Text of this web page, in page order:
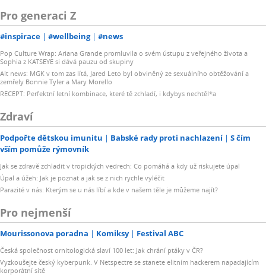
Pro generaci Z
#inspirace #wellbeing #news
Pop Culture Wrap: Ariana Grande promluvila o svém ústupu z veřejného života a
Sophia z KATSEYE si dává pauzu od skupiny
Alt news: MGK v tom zas lítá, Jared Leto byl obviněný ze sexuálního obtěžování a
zemřely Bonnie Tyler a Mary Morello
RECEPT: Perfektní letní kombinace, které tě zchladí, i kdybys nechtěl*a
Zdraví
Podpořte dětskou imunitu Babské rady proti nachlazení
S čím
vším pomůže rýmovník
Jak se zdravě zchladit v tropických vedrech: Co pomáhá a kdy už riskujete úpal
Úpal a úžeh: Jak je poznat a jak se z nich rychle vyléčit
Parazité v nás: Kterým se u nás líbí a kde v našem těle je můžeme najít?
Pro nejmenší
Mourissonova poradna Komiksy Festival ABC
Česká společnost ornitologická slaví 100 let: Jak chrání ptáky v ČR?
Vyzkoušejte český kyberpunk. V Netspectre se stanete elitním hackerem napadajícím
korporátní sítě